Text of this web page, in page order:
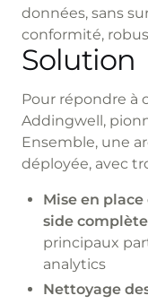
données, sans
conformité,
Solution
Pour répondre à
Addingwell,
Ensemble, une
déployée, avec
Mise en
side complète
principaux
analytics
Nettoyage